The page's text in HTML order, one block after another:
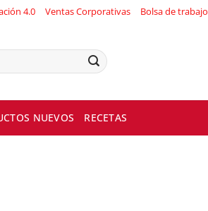
4.0 Ventas Corporativas Bolsa de trabajo
NUEVOS RECETAS